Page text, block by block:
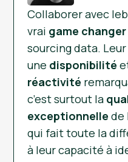
Collaborer avec
vrai game changer
sourcing data.
une disponibilité
réactivité
c’est surtout la
exceptionnelle de
qui fait toute la
à leur capacité à